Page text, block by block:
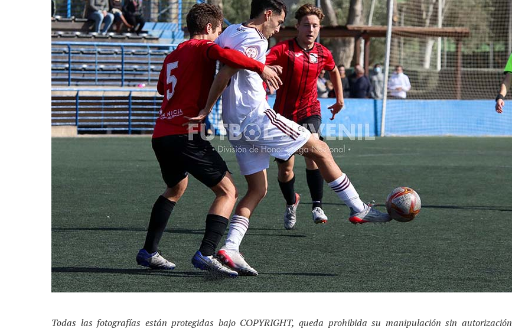
Todas las fotografías están protegidas bajo COPYRIGHT, queda prohibida su manipulación sin autorización